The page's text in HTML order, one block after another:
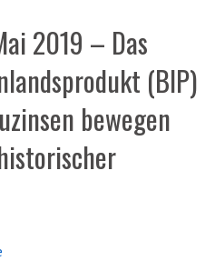
2019 – Das
(BIP)
bewegen